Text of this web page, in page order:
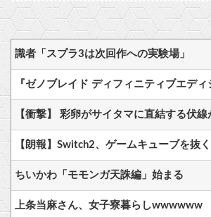
識者「スプラ3は次回作への実験場」
ちいかわ「モモンガ天誅編」始まる
上条当麻さん、女子寮暮らしwwwwww